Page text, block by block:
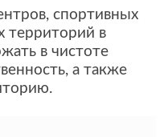
спортивных
территорий в
в чистоте
а также